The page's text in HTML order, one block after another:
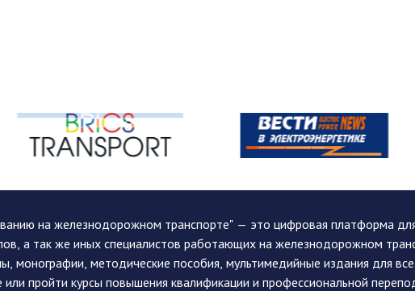
на железнодорожном транспорте" — это цифровая платформа
а так же иных специалистов работающих на железнодорожном
монографии, методические пособия, мультимедийные издания для
пройти курсы повышения квалификации и профессиональной